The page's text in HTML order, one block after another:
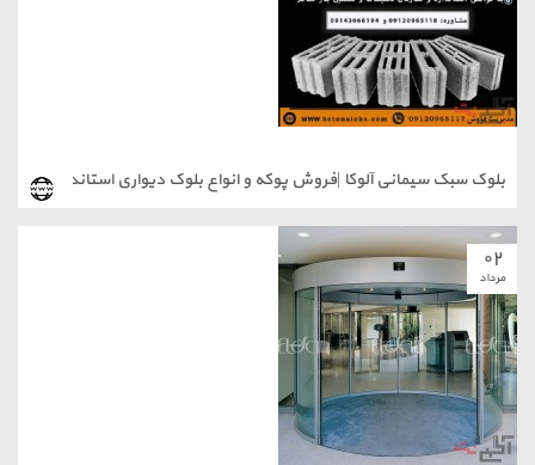
بلوک سبک سیمانی آلوکا |فروش پوکه و انواع بلوک دیواری استاندارد
مرداد